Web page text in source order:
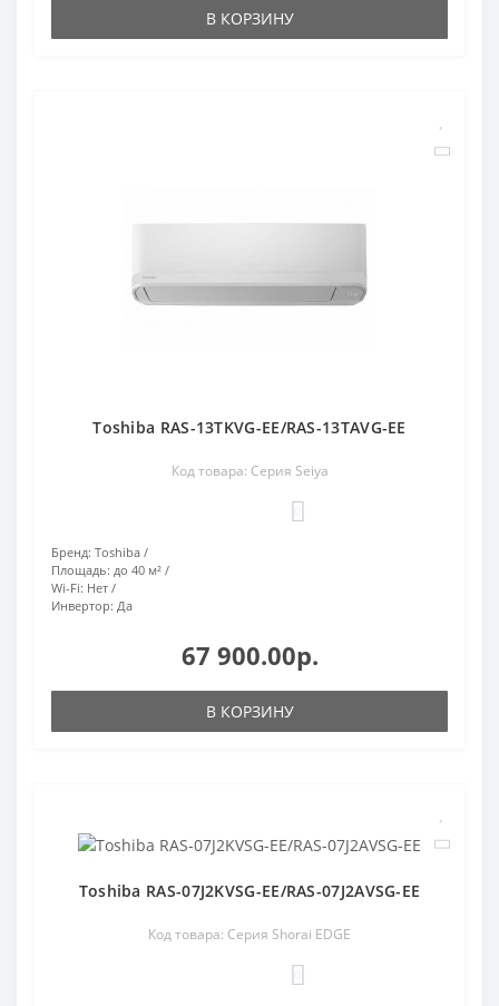
В КОРЗИНУ
Toshiba RAS-13TKVG-EE/RAS-13TAVG-EE
Код товара: Серия Seiya
Бренд: Toshiba
Площадь: до 40 м²
Wi-Fi: Нет
Инвертор: Да
67 900.00р.
В КОРЗИНУ
Toshiba RAS-07J2KVSG-EE/RAS-07J2AVSG-EE
Код товара: Серия Shorai EDGE